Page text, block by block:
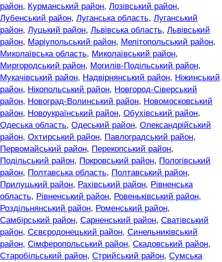
район, Курманський район, Лозівський район,
Лубенський район, Луганська область, Луганський
район, Луцький район, Львівська область, Львівський
район, Маріупольський район, Мелітопольський район,
Миколаївська область, Миколаївський район,
Миргородський район, Могилів-Подільський район,
Мукачівський район, Надвірнянський район, Ніжинський
район, Нікопольський район, Новгород-Сіверський
район, Новоград-Волинський район, Новомосковський
район, Новоукраїнський район, Обухівський район,
Одеська область, Одеський район, Олександрійський
район, Охтирський район, Павлоградський район,
Первомайський район, Перекопський район,
Подільський район, Покровський район, Пологівський
район, Полтавська область, Полтавський район,
Прилуцький район, Рахівський район, Рівненська
область, Рівненський район, Ровеньківський район,
Роздільнянський район, Роменський район,
Самбірський район, Сарненський район, Сватівський
район, Сєвєродонецький район, Синельниківський
район, Сімферопольський район, Скадовський район,
Старобільський район, Стрийський район, Сумська